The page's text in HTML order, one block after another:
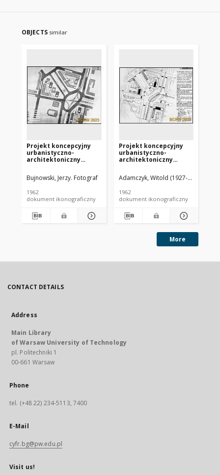
OBJECTS similar
Projekt koncepcyjny
urbanistyczno-
architektoniczny
Żołnierza Polskiego w
Szczecinie - Konkurs
Zdj. 1, Plan
zagospodarowania
Bujnowski, Jerzy. Fotograf
1962
dokument ikonograficzny
Projekt koncepcyjny
urbanistyczno-
architektoniczny
Żołnierza Polskiego w
Szczecinie - Konkurs
wyróżnienie. Zdj. 1, Plan
sytuacyjny
Adamczyk, Witold (1927-1986).
1962
dokument ikonograficzny
More
CONTACT DETAILS
Address
Main Library
of Warsaw University of Technology
pl. Politechniki 1
00-661 Warsaw
Phone
tel. (+48 22) 234-5113, 7400
E-Mail
cyfr.bg@pw.edu.pl
Visit us!